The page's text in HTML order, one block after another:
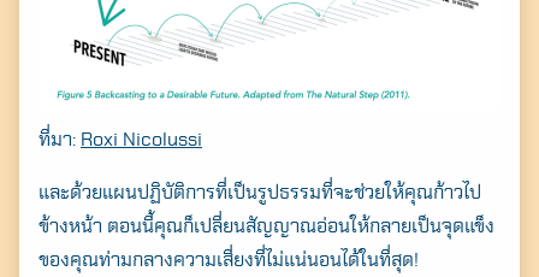
ที่มา: Roxi Nicolussi
และด้วยแผนปฏิบัติการที่เป็นรูปธรรมที่จะช่วยให้คุณก้าวไป
ข้างหน้า ตอนนี้คุณก็เปลี่ยนสัญญาณอ่อนให้กลายเป็นจุดแข็ง
ของคุณท่ามกลางความเสี่ยงที่ไม่แน่นอนได้ในที่สุด!